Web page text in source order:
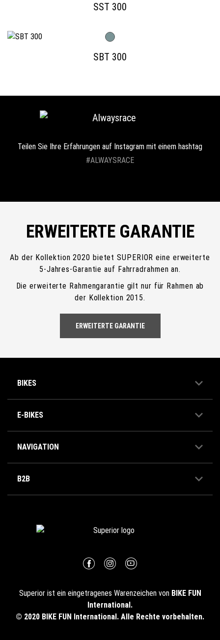
SST 300
SBT 300
Teilen Sie Ihre Erfahrungen auf Instagram mit einem hashtag
#ALWAYSRACE
ERWEITERTE GARANTIE
Ab der Kollektion 2020 bietet SUPERIOR eine erweiterte
5-Jahres-Garantie auf Fahrradrahmen an.
Die erweiterte Rahmengarantie gilt nur für Rahmen ab
der Kollektion 2015.
ERWEITERTE GARANTIE
BIKES
E-BIKES
NAVIGATION
B2B
Superior ist ein eingetragenes Warenzeichen von BIKE FUN
International.
© 2020 BIKE FUN International. Alle Rechte vorbehalten.